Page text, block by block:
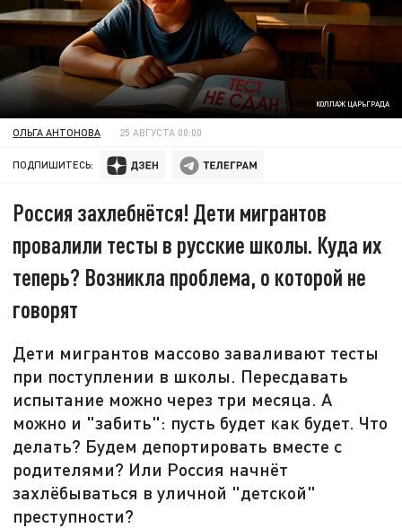
КОЛЛАЖ ЦАРЬГРАДА
ОЛЬГА АНТОНОВА 25 АВГУСТА 00:00
ПОДПИШИТЕСЬ:
Россия захлебнётся! Дети мигрантов
провалили тесты в русские школы. Куда их
теперь? Возникла проблема, о которой не
говорят
Дети мигрантов массово заваливают тесты
при поступлении в школы. Пересдавать
испытание можно через три месяца. А
можно и "забить": пусть будет как будет. Что
делать? Будем депортировать вместе с
родителями? Или Россия начнёт
захлёбываться в уличной "детской"
преступности?